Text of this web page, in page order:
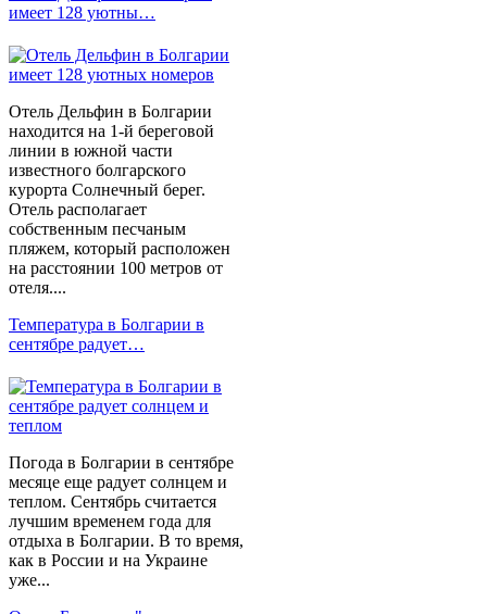
имеет 128 уютны…
Отель Дельфин в Болгарии
находится на 1-й береговой
линии в южной части
известного болгарского
курорта Солнечный берег.
Отель располагает
собственным песчаным
пляжем, который расположен
на расстоянии 100 метров от
отеля....
Температура в Болгарии в
сентябре радует…
Погода в Болгарии в сентябре
месяце еще радует солнцем и
теплом. Сентябрь считается
лучшим временем года для
отдыха в Болгарии. В то время,
как в России и на Украине
уже...